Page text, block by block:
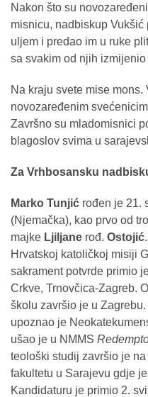
Nakon što su
misnicu, nadbiskup
uljem i predao im u ruke
sa svakim od njih
Na kraju svete mise mons.
novozaređenim
Završno su mladomisnici
blagoslov svima u
Za Vrhbosansku
Marko Tunjić rođen je 21.
(Njemačka), kao prvo od
majke Ljiljane rođ. Ostojić
Hrvatskoj katoličkoj misiji
sakrament potvrde primio
Crkve, Trnovčica-Zagreb.
školu završio je u
upoznao je
ušao je u NMMS
teološki studij završio je
fakultetu u Sarajevu gdje
Kandidaturu je primio 2.